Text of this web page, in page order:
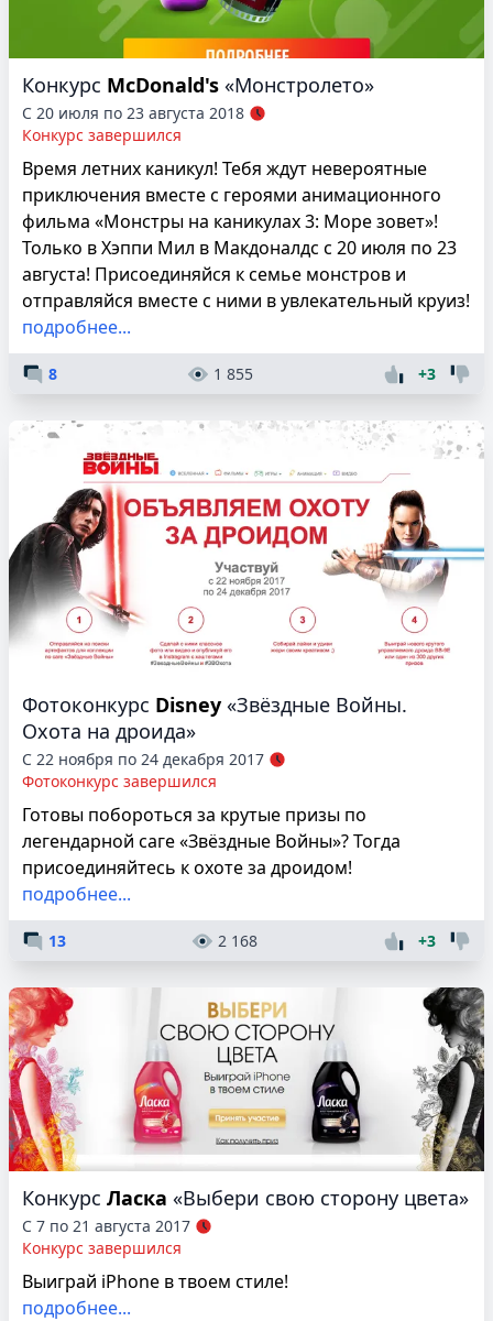
Конкурс McDonald's «Монстролето»
С 20 июля по 23 августа 2018
Конкурс завершился
Время летних каникул! Тебя ждут невероятные
приключения вместе с героями анимационного
фильма «Монстры на каникулах 3: Море зовет»!
Только в Хэппи Мил в Макдоналдс с 20 июля по 23
августа! Присоединяйся к семье монстров и
отправляйся вместе с ними в увлекательный круиз!
подробнее...
8 1 855 +3
Фотоконкурс Disney «Звёздные Войны.
Охота на дроида»
С 22 ноября по 24 декабря 2017
Фотоконкурс завершился
Готовы побороться за крутые призы по
легендарной саге «Звёздные Войны»? Тогда
присоединяйтесь к охоте за дроидом!
подробнее...
13 2 168 +3
Конкурс Ласка «Выбери свою сторону цвета»
С 7 по 21 августа 2017
Конкурс завершился
Выиграй iPhone в твоем стиле!
подробнее...